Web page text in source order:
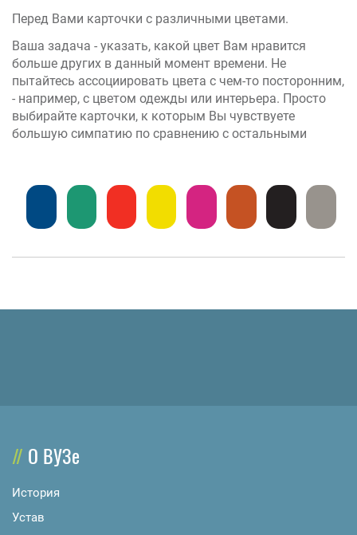
Перед Вами карточки с различными цветами.
Ваша задача - указать, какой цвет Вам нравится
больше других в данный момент времени. Не
пытайтесь ассоциировать цвета с чем-то посторонним,
- например, с цветом одежды или интерьера. Просто
выбирайте карточки, к которым Вы чувствуете
большую симпатию по сравнению с остальными
О ВУЗе
История
Устав